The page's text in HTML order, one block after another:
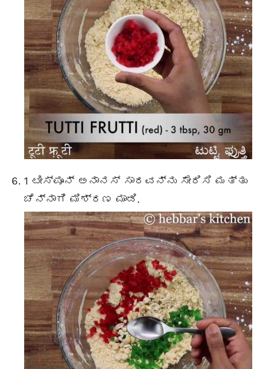
1 ಟೀಸ್ಪೂನ್ ಅನಾನಸ್ ಸಾರವನ್ನು ಸೇರಿಸಿ ಮತ್ತು
ಚೆನ್ನಾಗಿ ಮಿಶ್ರಣ ಮಾಡಿ.